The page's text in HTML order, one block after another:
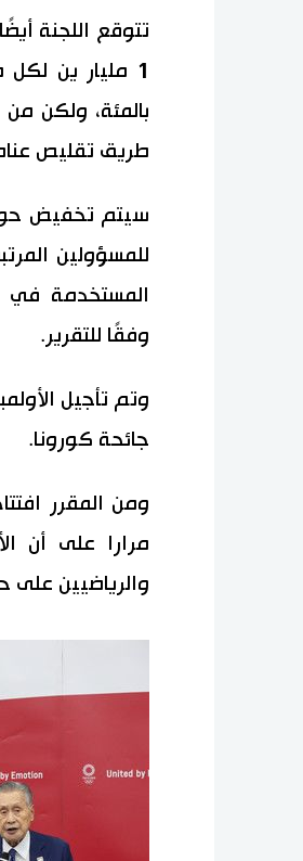
بالمئة، ولكن
طريق تقليص
المستخدمة في
وفقًا للتقرير.
جائحة كورونا.
مرارا على أن
والرياضيين على